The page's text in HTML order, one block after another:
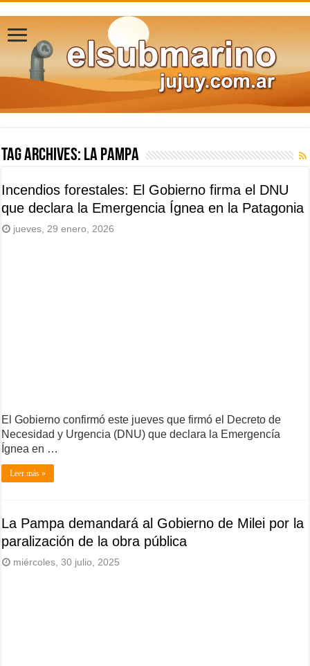
Tag Archives: La Pampa
Incendios forestales: El Gobierno firma el DNU
que declara la Emergencia Ígnea en la Patagonia
jueves, 29 enero, 2026
El Gobierno confirmó este jueves que firmó el Decreto de
Necesidad y Urgencia (DNU) que declara la Emergencía
Ígnea en …
Leer más »
La Pampa demandará al Gobierno de Milei por la
paralización de la obra pública
miércoles, 30 julio, 2025